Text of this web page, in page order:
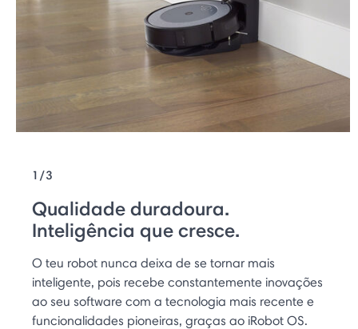
1/3
Qualidade duradoura.
Inteligência que cresce.
O teu robot nunca deixa de se tornar mais
inteligente, pois recebe constantemente inovações
ao seu software com a tecnologia mais recente e
funcionalidades pioneiras, graças ao iRobot OS.